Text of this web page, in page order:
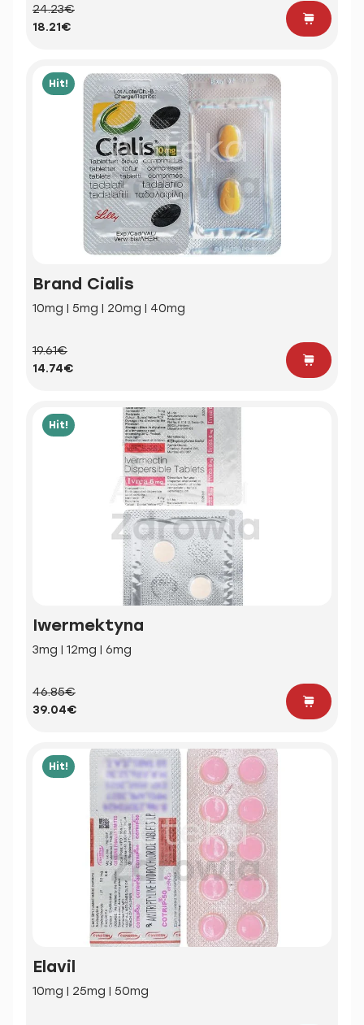
24.23€
18.21€
Hit!
Brand Cialis
10mg | 5mg | 20mg | 40mg
19.61€
14.74€
Hit!
Iwermektyna
3mg | 12mg | 6mg
46.85€
39.04€
Hit!
Elavil
10mg | 25mg | 50mg